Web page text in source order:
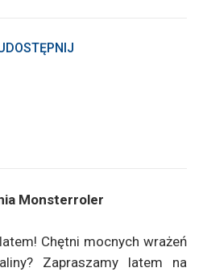
Monsterroler
Chętni mocnych wrażeń
Zapraszamy latem na